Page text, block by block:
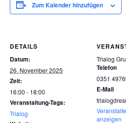
Zum Kalender hinzufügen
DETAILS
Datum:
26. November 2025
Zeit:
16:00 - 18:00
Veranstaltung-Tags:
Trialog
Trialog
Telefon
0351
E-Mail
anzeigen